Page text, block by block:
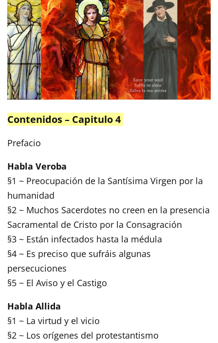
Contenidos – Capitulo 4
Prefacio
Habla Veroba
§1 ~ Preocupación de la Santísima Virgen por la
humanidad
§2 ~ Muchos Sacerdotes no creen en la presencia
Sacramental de Cristo por la Consagración
§3 ~ Están infectados hasta la médula
§4 ~ Es preciso que sufráis algunas
persecuciones
§5 ~ El Aviso y el Castigo
Habla Allida
§1 ~ La virtud y el vicio
§2 ~ Los orígenes del protestantismo